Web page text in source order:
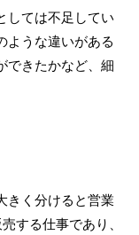
しては不足してい
ような違いがある
できたかなど、細
きく分けると営業
する仕事であり、